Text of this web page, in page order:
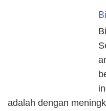
adalah dengan